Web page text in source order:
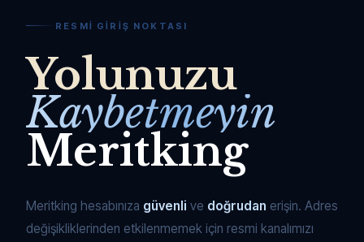
RESMI GIRIŞ NOKTASI
Yolunuzu
Kaybetmeyin
Meritking
Meritking hesabınıza güvenli ve doğrudan erişin. Adres
değişikliklerinden etkilenmemek için resmi kanalımızı